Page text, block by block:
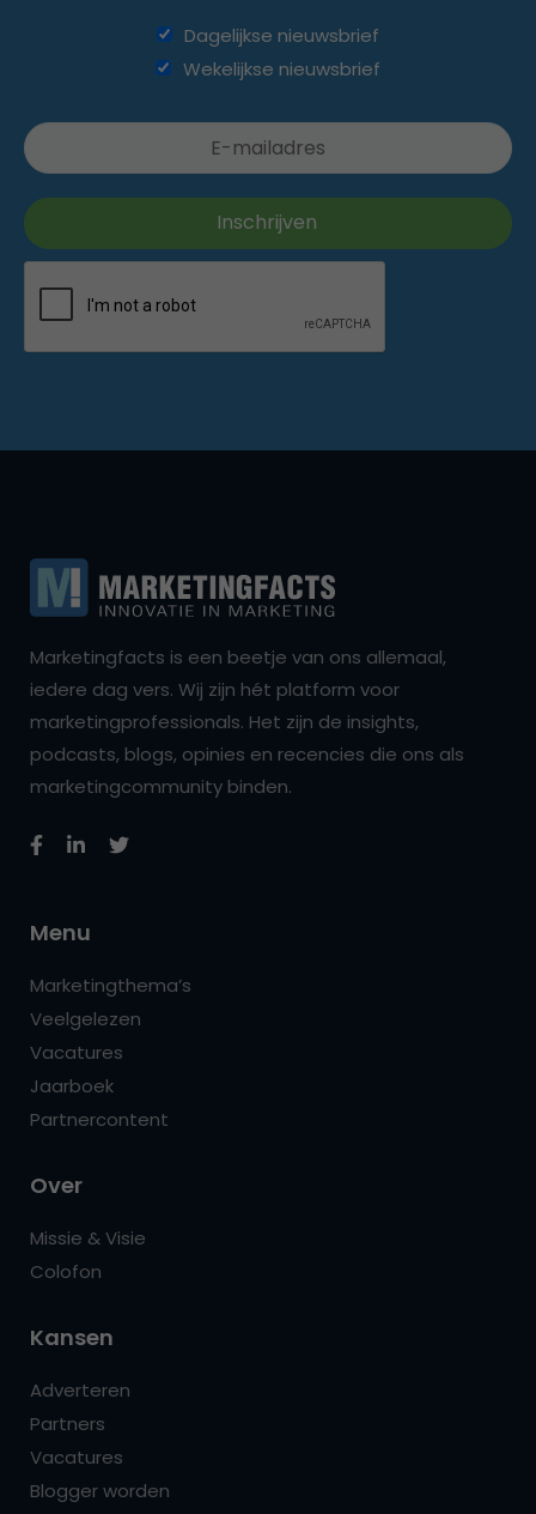
Dagelijkse nieuwsbrief
Wekelijkse nieuwsbrief
Marketingfacts is een beetje van ons allemaal,
iedere dag vers. Wij zijn hét platform voor
marketingprofessionals. Het zijn de insights,
podcasts, blogs, opinies en recencies die ons als
marketingcommunity binden.
Menu
Marketingthema’s
Veelgelezen
Vacatures
Jaarboek
Partnercontent
Over
Missie & Visie
Colofon
Kansen
Adverteren
Partners
Vacatures
Blogger worden